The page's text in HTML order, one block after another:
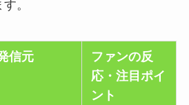
。
信元
ファンの反
応・注目ポイ
ント